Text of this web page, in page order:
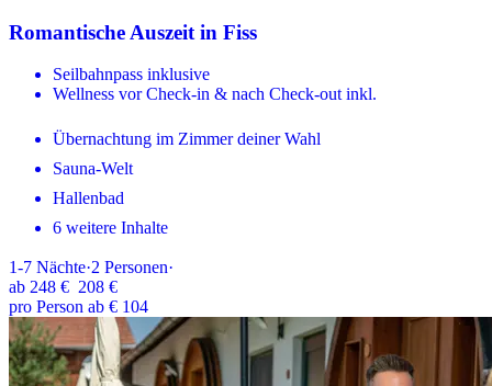
Romantische Auszeit in Fiss
Seilbahnpass inklusive
Wellness vor Check-in & nach Check-out inkl.
Übernachtung im Zimmer deiner Wahl
Sauna-Welt
Hallenbad
6 weitere Inhalte
1-7 Nächte·2 Personen·
ab 248 € 208 €
pro Person ab € 104